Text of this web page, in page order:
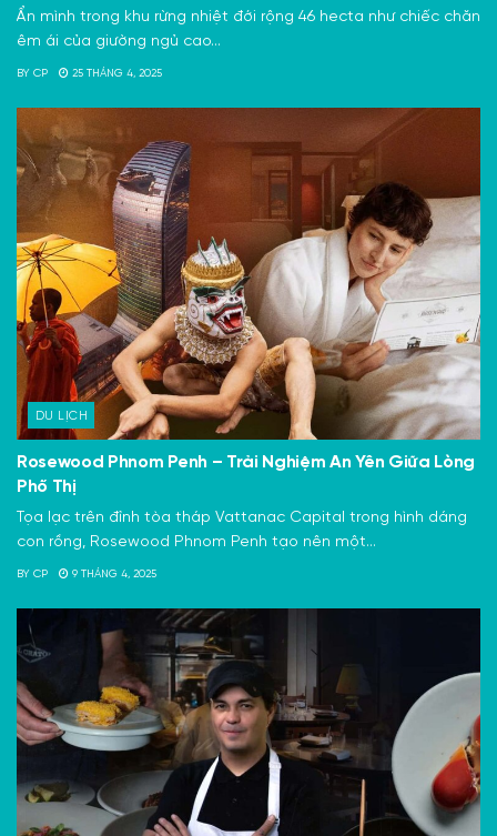
Ẩn mình trong khu rừng nhiệt đới rộng 46 hecta như chiếc chăn
êm ái của giường ngủ cao...
BY CP 25 THÁNG 4, 2025
DU LỊCH
Rosewood Phnom Penh – Trải Nghiệm An Yên Giữa Lòng
Phố Thị
Tọa lạc trên đỉnh tòa tháp Vattanac Capital trong hình dáng
con rồng, Rosewood Phnom Penh tạo nên một...
BY CP 9 THÁNG 4, 2025